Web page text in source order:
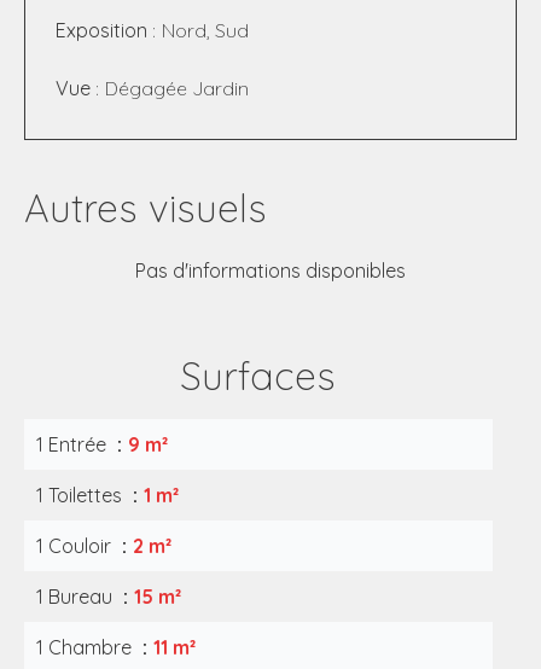
Exposition Nord, Sud
Vue Dégagée Jardin
Autres visuels
Pas d'informations disponibles
Surfaces
1 Entrée 9 m²
1 Toilettes 1 m²
1 Couloir 2 m²
1 Bureau 15 m²
1 Chambre 11 m²